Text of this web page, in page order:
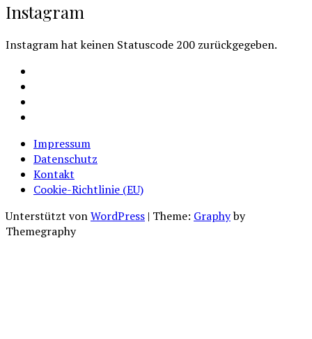
Instagram
Instagram hat keinen Statuscode 200 zurückgegeben.
(EU)
Impressum
Datenschutz
Kontakt
Cookie-Richtlinie (EU)
Unterstützt vonWordPress | Theme: Graphyby
Themegraphy